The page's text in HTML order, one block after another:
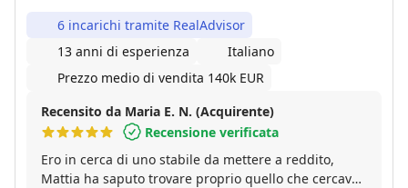
6 incarichi tramite RealAdvisor
13 anni di esperienza
Italiano
Prezzo medio di vendita 140k EUR
Recensito da Maria E. N. (Acquirente)
Recensione verificata
Ero in cerca di uno stabile da mettere a reddito,
Mattia ha saputo trovare proprio quello che cercavo.